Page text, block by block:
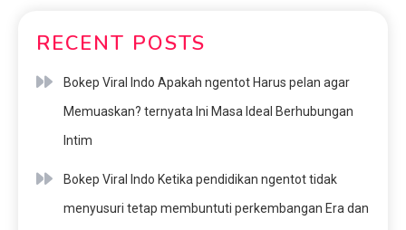
RECENT POSTS
Bokep Viral Indo Apakah ngentot Harus pelan agar
Memuaskan? ternyata Ini Masa Ideal Berhubungan
Intim
Bokep Viral Indo Ketika pendidikan ngentot tidak
menyusuri tetap membuntuti perkembangan Era dan